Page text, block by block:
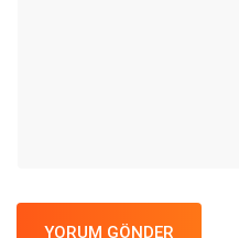
YORUM GÖNDER